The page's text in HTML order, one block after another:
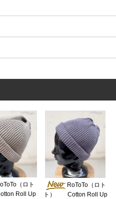
（ロト
Roll Up
RoToTo（ロト
ト） Cotton Roll Up